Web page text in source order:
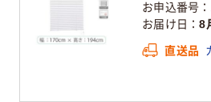
お申込番号
お届け日
8
直送品